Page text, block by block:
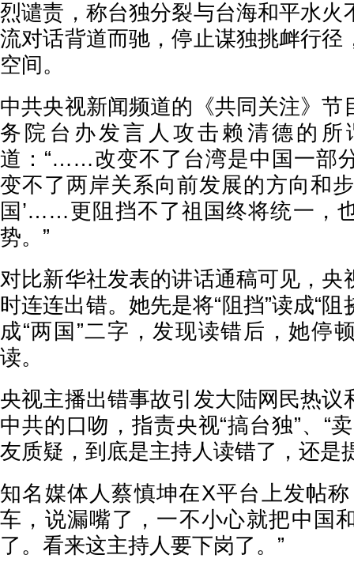
烈谴责，称台独分裂与台海和平水火
流对话背道而驰，停止谋独挑衅行径
空间。
中共央视新闻频道的《共同关注》节
务院台办发言人攻击赖清德的所
道：“……改变不了台湾是中国一部
变不了两岸关系向前发展的方向和
国’……更阻挡不了祖国终将统一，
势。”
对比新华社发表的讲话通稿可见，央
时连连出错。她先是将“阻挡”读成“阻
成“两国”二字，发现读错后，她停
读。
央视主播出错事故引发大陆网民热议
中共的口吻，指责央视“搞台独”、“
友质疑，到底是主持人读错了，还是
知名媒体人蔡慎坤在X平台上发帖
车，说漏嘴了，一不小心就把中国
了。看来这主持人要下岗了。”